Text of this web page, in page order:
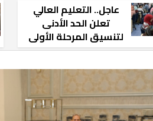
عاجل.. التعليم العالي
تعلن الحد الأدنى
لتنسيق المرحلة الأولى
للجامعات 2024 (رسميًا)